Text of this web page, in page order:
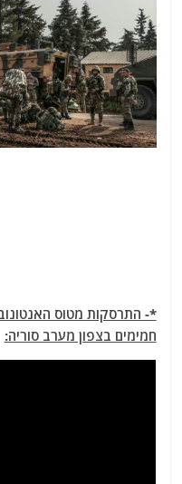
חמימים בצפון מערב סוריה: